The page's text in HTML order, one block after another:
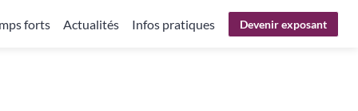
forts Actualités Infos pratiques Devenir exposant